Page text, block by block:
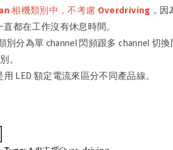
相機類別中，不考慮 Overdriving ，
直都在工作沒有休息時間。
別分為單 channel 閃頻跟多 channel 切
。
LED 額定電流來區分不同產品線。